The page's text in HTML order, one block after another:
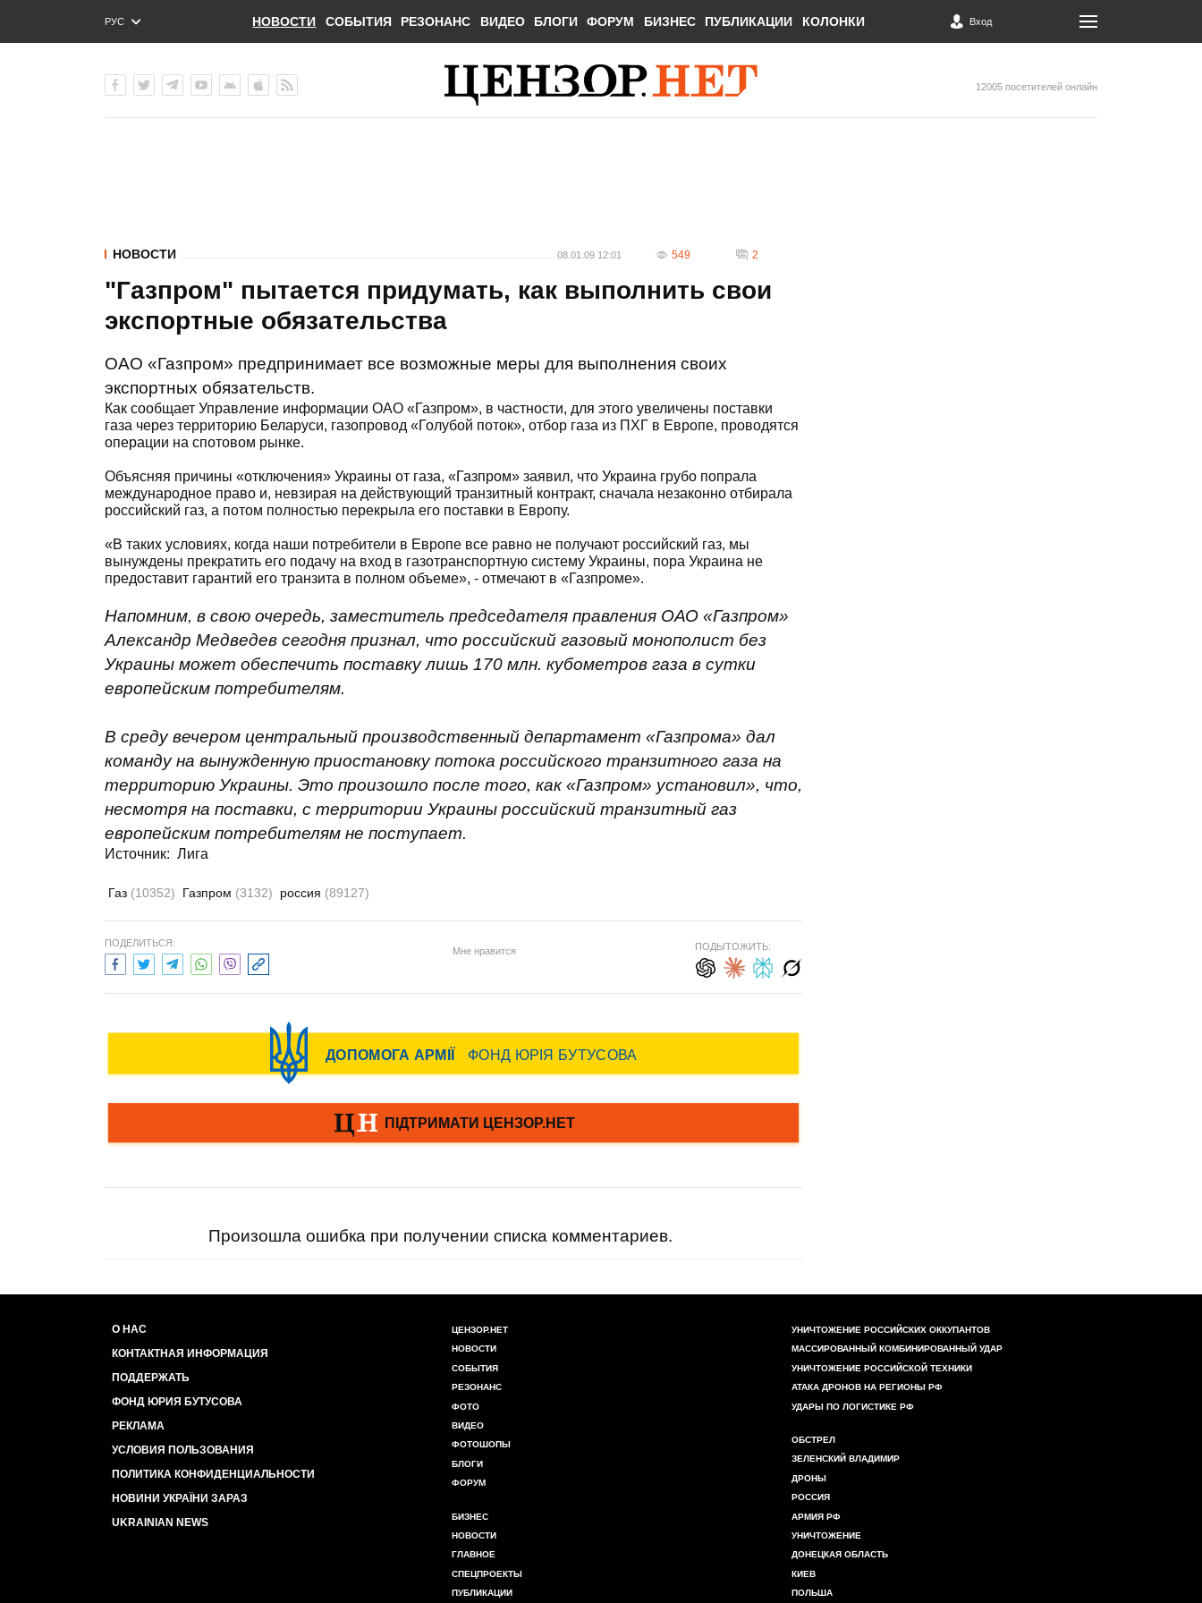
РУС
ENG
НОВОСТИ СОБЫТИЯ РЕЗОНАНС ВИДЕО БЛОГИ ФОРУМ БИЗНЕС ПУБЛИКАЦИИ КОЛОНКИ Вход
12005 посетителей онлайн
НОВОСТИ 08.01.09 12:01 549 2
"Газпром" пытается придумать, как выполнить свои
экспортные обязательства
ОАО «Газпром» предпринимает все возможные меры для выполнения своих
экспортных обязательств.
Как сообщает Управление информации ОАО «Газпром», в частности, для этого увеличены поставки
газа через территорию Беларуси, газопровод «Голубой поток», отбор газа из ПХГ в Европе, проводятся
операции на спотовом рынке.
Объясняя причины «отключения» Украины от газа, «Газпром» заявил, что Украина грубо попрала
международное право и, невзирая на действующий транзитный контракт, сначала незаконно отбирала
российский газ, а потом полностью перекрыла его поставки в Европу.
«В таких условиях, когда наши потребители в Европе все равно не получают российский газ, мы
вынуждены прекратить его подачу на вход в газотранспортную систему Украины, пора Украина не
предоставит гарантий его транзита в полном объеме», - отмечают в «Газпроме».
Напомним, в свою очередь, заместитель председателя правления ОАО «Газпром»
Александр Медведев сегодня признал, что российский газовый монополист без
Украины может обеспечить поставку лишь 170 млн. кубометров газа в сутки
европейским потребителям.
В среду вечером центральный производственный департамент «Газпрома» дал
команду на вынужденную приостановку потока российского транзитного газа на
территорию Украины. Это произошло после того, как «Газпром» установил», что,
несмотря на поставки, с территории Украины российский транзитный газ
европейским потребителям не поступает.
Источник: Лига
Газ (10352) Газпром (3132) россия (89127)
ПОДЕЛИТЬСЯ:
Мне нравится ПОДЫТОЖИТЬ:
Произошла ошибка при получении списка комментариев.
О НАС
КОНТАКТНАЯ ИНФОРМАЦИЯ
ПОДДЕРЖАТЬ
ФОНД ЮРИЯ БУТУСОВА
РЕКЛАМА
УСЛОВИЯ ПОЛЬЗОВАНИЯ
ПОЛИТИКА КОНФИДЕНЦИАЛЬНОСТИ
НОВИНИ УКРАЇНИ ЗАРАЗ
UKRAINIAN NEWS
ЦЕНЗОР.НЕТ
НОВОСТИ
СОБЫТИЯ
РЕЗОНАНС
ФОТО
ВИДЕО
ФОТОШОПЫ
БЛОГИ
ФОРУМ
БИЗНЕС
НОВОСТИ
ГЛАВНОЕ
СПЕЦПРОЕКТЫ
ПУБЛИКАЦИИ
УНИЧТОЖЕНИЕ РОССИЙСКИХ ОККУПАНТОВ
МАССИРОВАННЫЙ КОМБИНИРОВАННЫЙ УДАР
УНИЧТОЖЕНИЕ РОССИЙСКОЙ ТЕХНИКИ
АТАКА ДРОНОВ НА РЕГИОНЫ РФ
УДАРЫ ПО ЛОГИСТИКЕ РФ
ОБСТРЕЛ
ЗЕЛЕНСКИЙ ВЛАДИМИР
ДРОНЫ
РОССИЯ
АРМИЯ РФ
УНИЧТОЖЕНИЕ
ДОНЕЦКАЯ ОБЛАСТЬ
КИЕВ
ПОЛЬША